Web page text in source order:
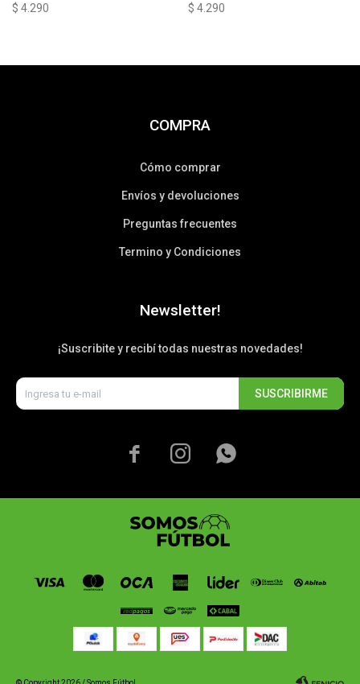
$ 4.290 $ 4.290
COMPRA
Cómo comprar
Envíos y devoluciones
Preguntas frecuentes
Termino y Condiciones
Newsletter!
¡Suscribite y recibí todas nuestras novedades!
SUSCRIBIRME
  